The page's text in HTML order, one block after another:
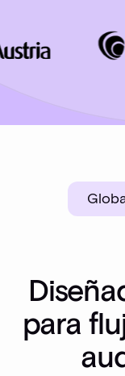
para